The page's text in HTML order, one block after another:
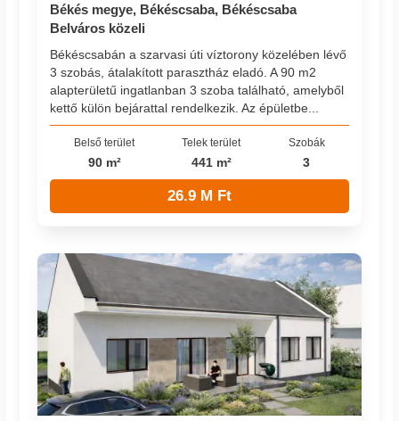
Békés megye, Békéscsaba, Békéscsaba
Belváros közeli
Békéscsabán a szarvasi úti víztorony közelében lévő
3 szobás, átalakított parasztház eladó. A 90 m2
alapterületű ingatlanban 3 szoba található, amelyből
kettő külön bejárattal rendelkezik. Az épületbe...
Belső terület
90 m²
Telek terület
441 m²
Szobák
3
26.9 M Ft